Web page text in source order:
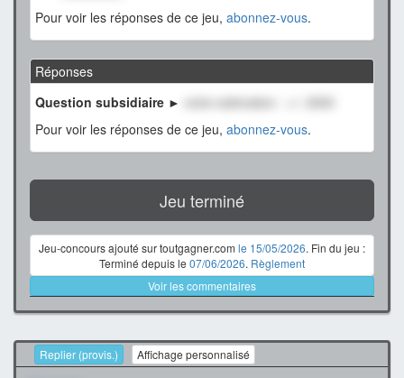
Pour voir les réponses de ce jeu, abonnez-vous.
Réponses
Question subsidiaire ►
notre estimation : +/- 2500
Pour voir les réponses de ce jeu, abonnez-vous.
Jeu terminé
Jeu-concours ajouté sur toutgagner.com le 15/05/2026. Fin du jeu :
Terminé depuis le 07/06/2026. Règlement
Voir les commentaires
Replier (provis.) Affichage personnalisé